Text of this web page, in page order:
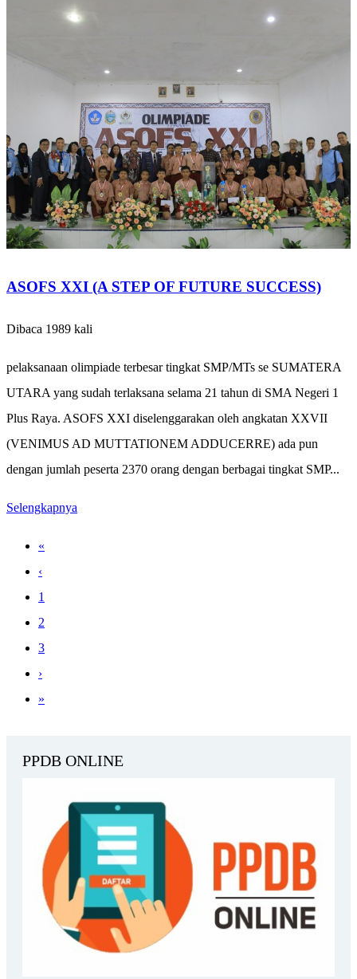
ASOFS XXI (A STEP OF FUTURE SUCCESS)
Dibaca 1989 kali
pelaksanaan olimpiade terbesar tingkat SMP/MTs se SUMATERA
UTARA yang sudah terlaksana selama 21 tahun di SMA Negeri 1
Plus Raya. ASOFS XXI diselenggarakan oleh angkatan XXVII
(VENIMUS AD MUTTATIONEM ADDUCERRE) ada pun
dengan jumlah peserta 2370 orang dengan berbagai tingkat SMP...
Selengkapnya
«
‹
1
2
3
›
»
PPDB ONLINE